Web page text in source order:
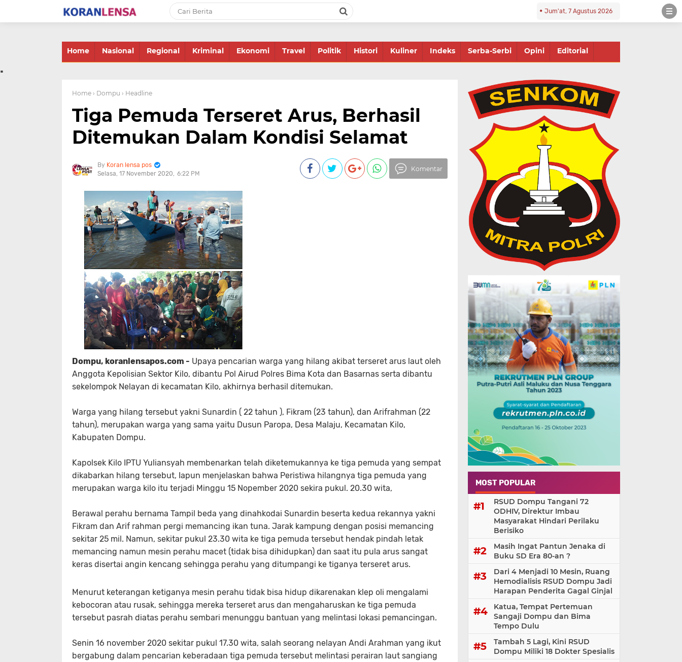
Jum'at, 7 Agustus 2026
Home Nasional Regional Kriminal Ekonomi Travel Politik Histori Kuliner Indeks Serba-Serbi Opini Editorial
.
Home › Dompu › Headline
Tiga Pemuda Terseret Arus, Berhasil
Ditemukan Dalam Kondisi Selamat
Koran lensa pos
Selasa, 17 November 2020
6:22 PM
Komentar
Dompu, koranlensapos.com - Upaya pencarian warga yang hilang akibat terseret arus laut oleh
Anggota Kepolisian Sektor Kilo, dibantu Pol Airud Polres Bima Kota dan Basarnas serta dibantu
sekelompok Nelayan di kecamatan Kilo, akhirnya berhasil ditemukan.
Warga yang hilang tersebut yakni Sunardin ( 22 tahun ), Fikram (23 tahun), dan Arifrahman (22
tahun), merupakan warga yang sama yaitu Dusun Paropa, Desa Malaju, Kecamatan Kilo,
Kabupaten Dompu.
Kapolsek Kilo IPTU Yuliansyah membenarkan telah diketemukannya ke tiga pemuda yang sempat
dikabarkan hilang tersebut, Iapun menjelaskan bahwa Peristiwa hilangnya tiga pemuda yang
merupakan warga kilo itu terjadi Minggu 15 Nopember 2020 sekira pukul. 20.30 wita,
Berawal perahu bernama Tampil beda yang dinahkodai Sunardin beserta kedua rekannya yakni
Fikram dan Arif rahman pergi memancing ikan tuna. Jarak kampung dengan posisi memancing
sekitar 25 mil. Namun, sekitar pukul 23.30 wita ke tiga pemuda tersebut hendak pindah letak
memancing namun mesin perahu macet (tidak bisa dihidupkan) dan saat itu pula arus sangat
keras disertai angin kencang sehingga perahu yang ditumpangi ke tiganya terseret arus.
Menurut keterangan ketiganya mesin perahu tidak bisa hidup dikarenakan klep oli mengalami
kebocoran atau rusak, sehingga mereka terseret arus dan mengaharuskan ke tiga pemuda
tersebut pasrah diatas perahu sembari menunggu bantuan yang melintasi lokasi pemancingan.
Senin 16 november 2020 sekitar pukul 17.30 wita, salah seorang nelayan Andi Arahman yang ikut
bergabung dalam pencarian keberadaan tiga pemuda tersebut melintasi perairan laut sangiang
MOST POPULAR
RSUD Dompu Tangani 72
ODHIV, Direktur Imbau
Masyarakat Hindari Perilaku
Berisiko
Masih Ingat Pantun Jenaka di
Buku SD Era 80-an ?
Dari 4 Menjadi 10 Mesin, Ruang
Hemodialisis RSUD Dompu Jadi
Harapan Penderita Gagal Ginjal
Katua, Tempat Pertemuan
Sangaji Dompu dan Bima
Tempo Dulu
Tambah 5 Lagi, Kini RSUD
Dompu Miliki 18 Dokter Spesialis